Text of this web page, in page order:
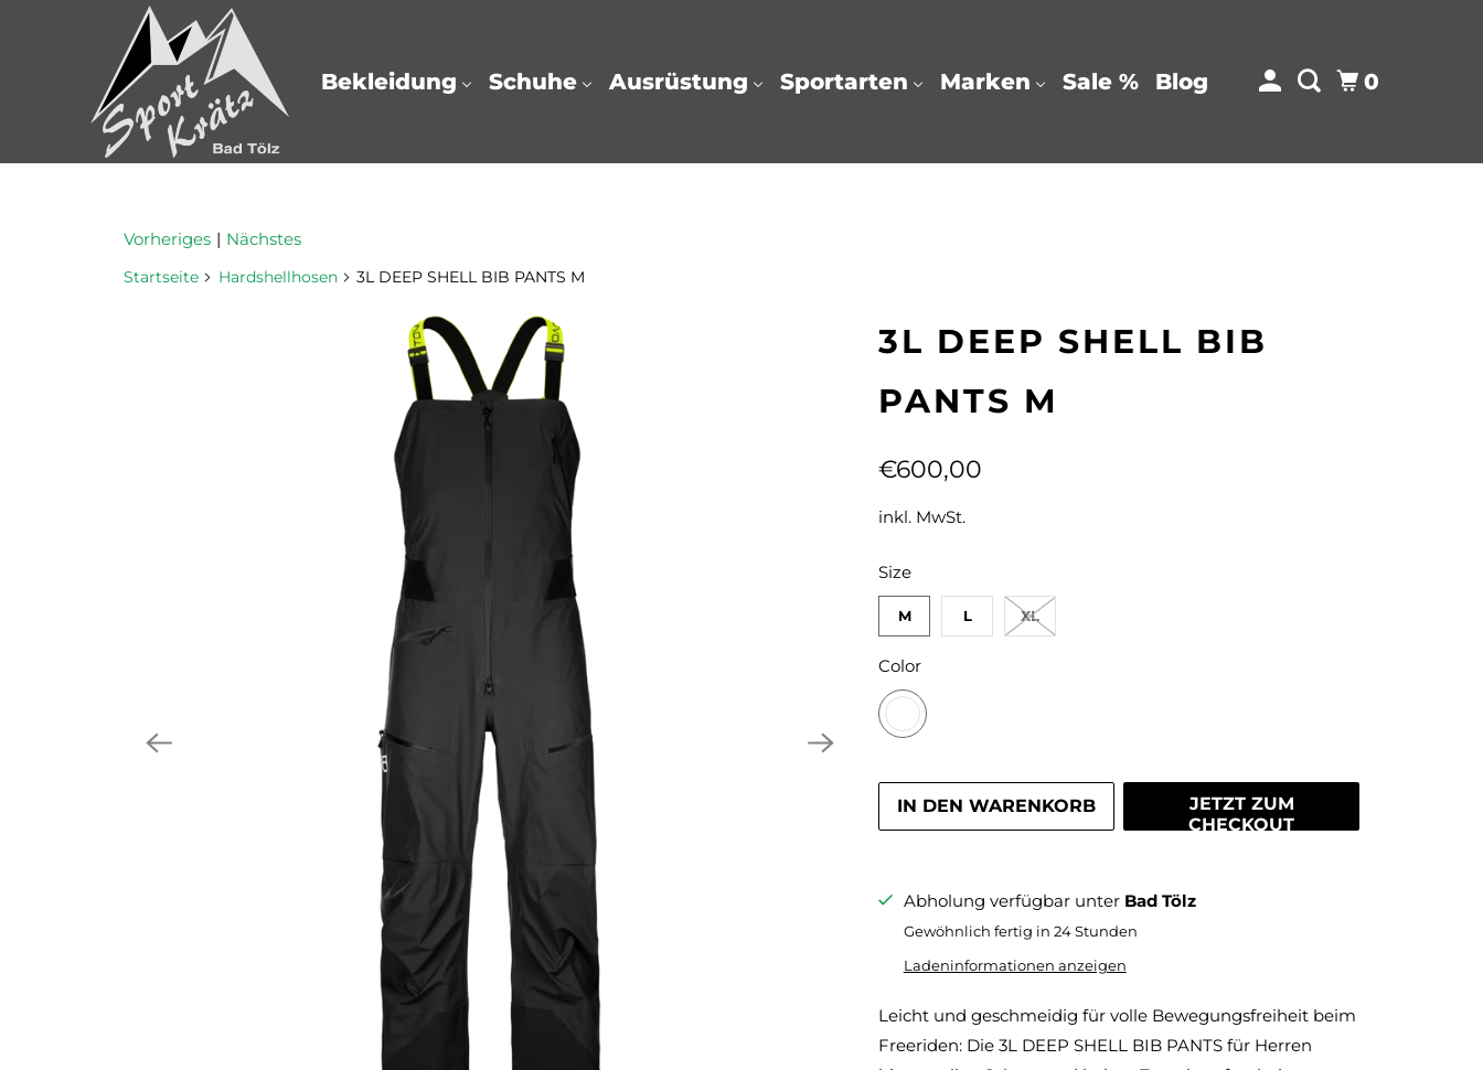
Bekleidung Schuhe Ausrüstung Sportarten Marken Sale % Blog 0
Vorheriges | Nächstes
Startseite Hardshellhosen 3L DEEP SHELL BIB PANTS M
3L DEEP SHELL BIB
PANTS M
€600,00
inkl. MwSt.
Size
SWATCH-M
M
SWATCH-L
L
SWATCH-XL
XL
Color
SWATCH-BLACK-RAVEN-SCHWARZ
IN DEN WARENKORB
JETZT ZUM
CHECKOUT
Abholung verfügbar unter Bad Tölz
Gewöhnlich fertig in 24 Stunden
Ladeninformationen anzeigen
Leicht und geschmeidig für volle Bewegungsfreiheit beim
Freeriden: Die 3L DEEP SHELL BIB PANTS für Herren